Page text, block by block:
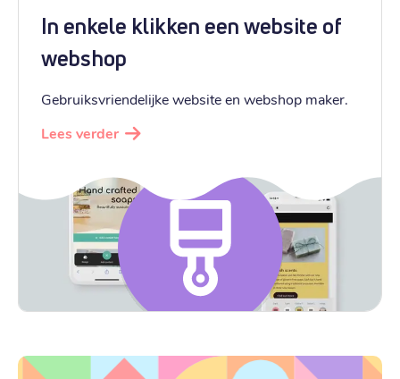
In enkele klikken een website of
webshop
Gebruiksvriendelijke website en webshop maker.
Lees verder